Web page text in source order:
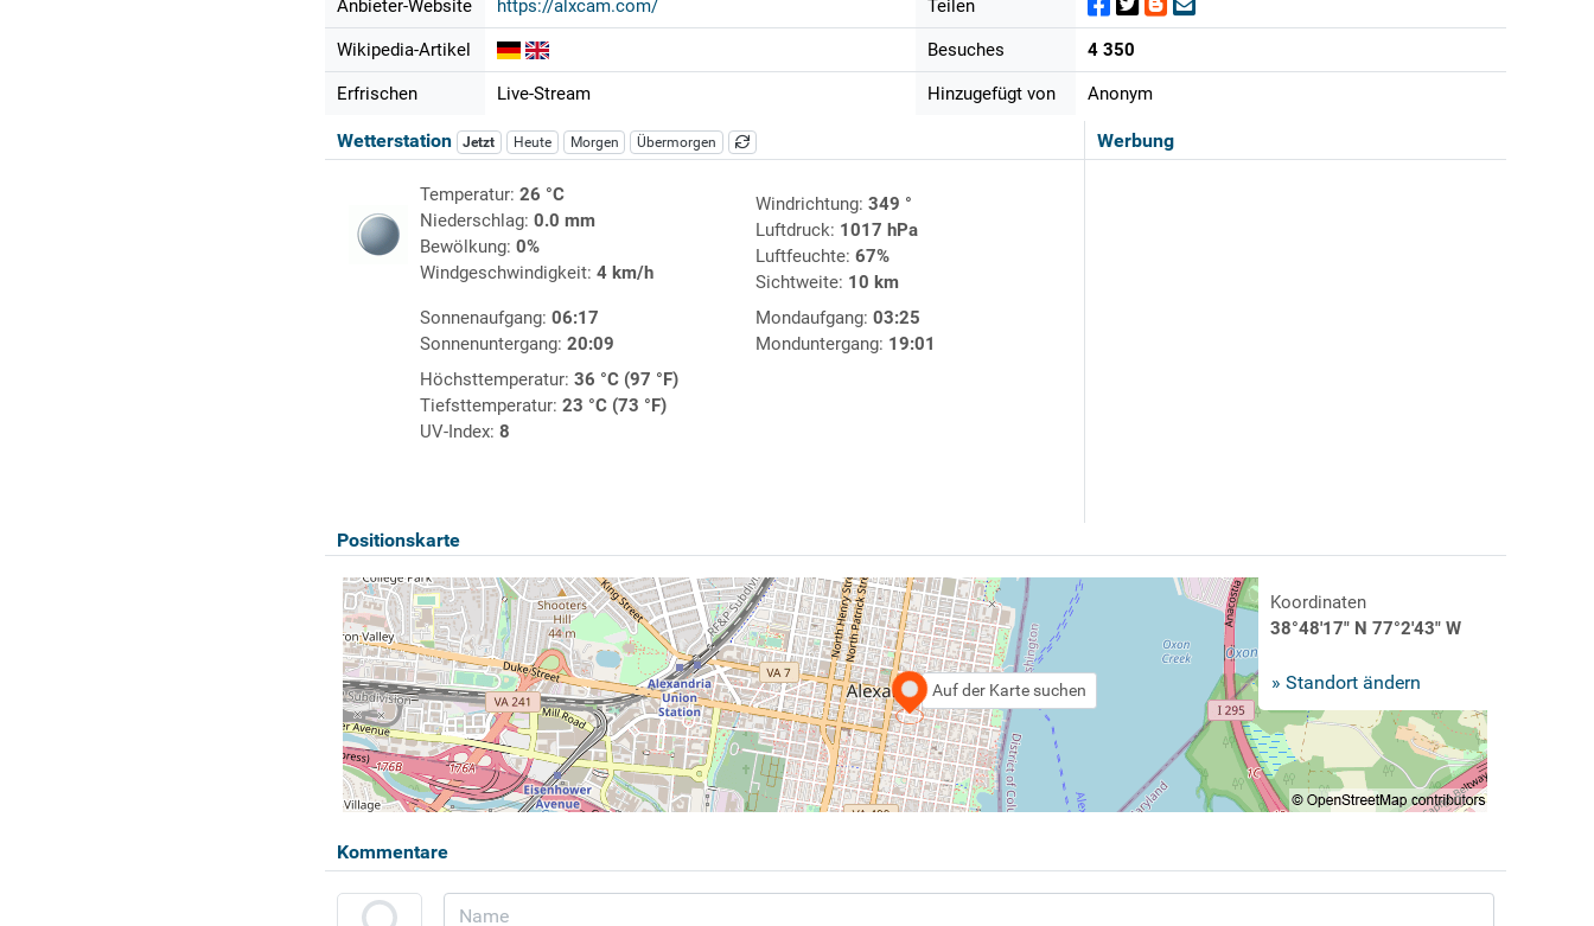
Anbieter-Website https://alxcam.com/
Wikipedia-Artikel
Erfrischen Live-Stream
Teilen
Besuches 4 350
Hinzugefügt von Anonym
Werbung
Wetterstation Jetzt Heute Morgen Übermorgen
Temperatur: 26 °C
Niederschlag: 0.0 mm
Bewölkung: 0%
Windgeschwindigkeit: 4 km/h
Windrichtung: 349 °
Luftdruck: 1017 hPa
Luftfeuchte: 67%
Sichtweite: 10 km
Sonnenaufgang: 06:17
Sonnenuntergang: 20:09
Mondaufgang: 03:25
Monduntergang: 19:01
Höchsttemperatur: 36 °C (97 °F)
Tiefsttemperatur: 23 °C (73 °F)
UV-Index: 8
Positionskarte
Auf der Karte suchen
Koordinaten
38°48'17" N 77°2'43" W
» Standort ändern
Kommentare